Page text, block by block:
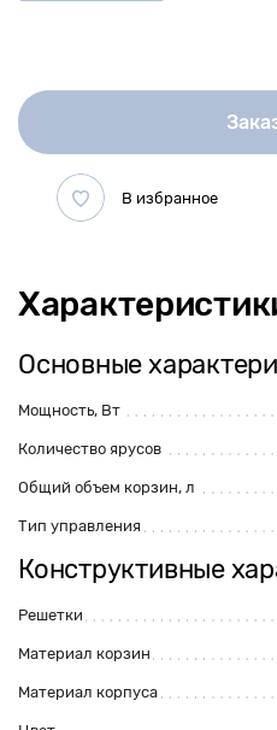
Основные
Мощность, Вт
Количество ярусов
Общий объем корзин, л
Тип управления
Конструктивные
Решетки
Материал корзин
Материал корпуса